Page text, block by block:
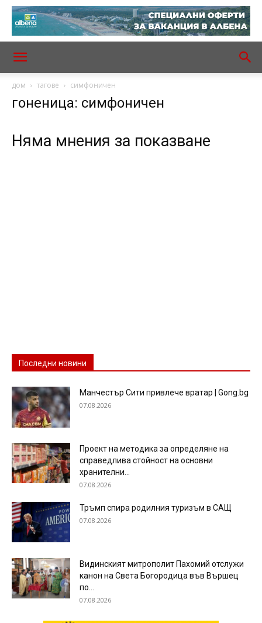
дом тагове симфоничен
гоненица: симфоничен
Няма мнения за показване
Последни новини
Манчестър Сити привлече вратар | Gong.bg
07.08.2026
Проект на методика за определяне на
справедлива стойност на основни
хранителни...
07.08.2026
Тръмп спира родилния туризъм в САЩ
07.08.2026
Видинският митрополит Пахомий отслужи
канон на Света Богородица във Вършец
по...
07.08.2026